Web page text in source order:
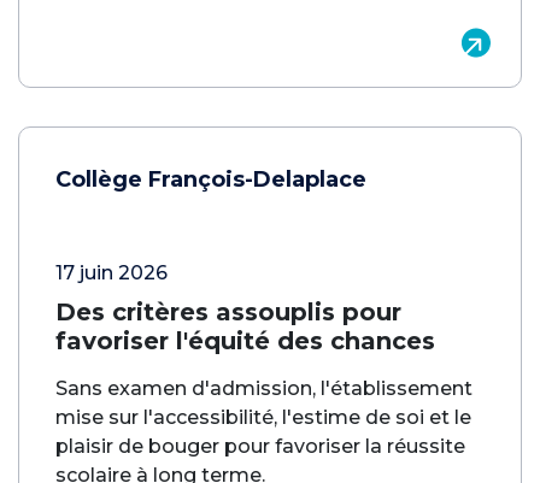
Collège François-Delaplace
17 juin 2026
Des critères assouplis pour
favoriser l'équité des chances
Sans examen d'admission, l'établissement
mise sur l'accessibilité, l'estime de soi et le
plaisir de bouger pour favoriser la réussite
scolaire à long terme.